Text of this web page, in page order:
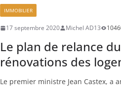
IMMOBILIER
17 septembre 2020 Michel AD13
Le plan de relance
rénovations des
Le premier ministre Jean Castex, a